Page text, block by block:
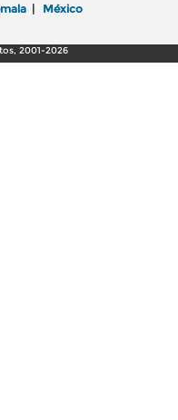
| México
2001-2026